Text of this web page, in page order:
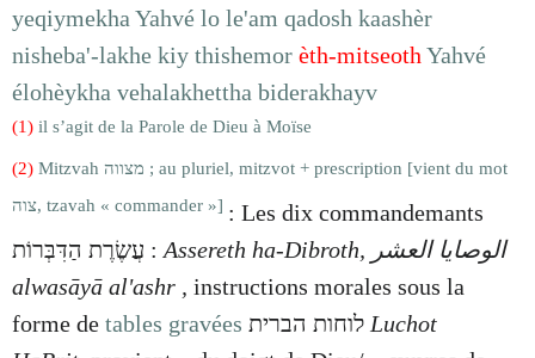
yeqiymekha Yahvé lo le'am qadosh kaashèr
nisheba'-lakhe kiy thishemor èth-mitseoth Yahvé
élohèykha vehalakhettha biderakhayv
(1) il s’agit de la Parole de Dieu à Moïse
(2) Mitzvah מצווה ; au pluriel, mitzvot + prescription [vient du mot
צוה, tzavah « commander »] : Les dix commandemants
עֲשֶׂרֶת הַדִּבְּרוֹת : Assereth ha-Dibroth, الوصايا العشر
alwasāyā al'ashr , instructions morales sous la
forme de tables gravées לוחות הברית Luchot